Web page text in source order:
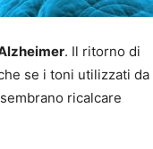
. Il ritorno di
se i toni utilizzati da
ricalcare